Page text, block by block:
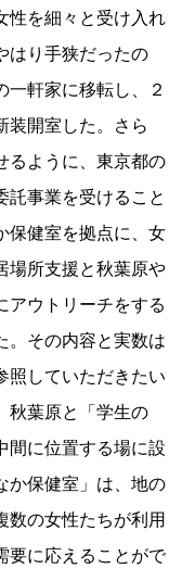
性を細々と受け入れ
はり手狭だったの
一軒家に移転し、２
装開室した。さら
るように、東京都の
託事業を受けること
保健室を拠点に、女
場所支援と秋葉原や
アウトリーチをする
。その内容と実数は
照していただきたい
秋葉原と「学生の
間に位置する場に設
か保健室」は、地の
数の女性たちが利用
要に応えることがで